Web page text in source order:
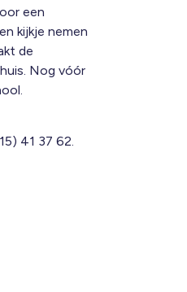
een
kijkje nemen
de
Nog vóór
41 37 62.